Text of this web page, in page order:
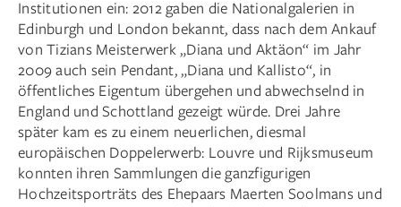
Institutionen ein: 2012 gaben die Nationalgalerien in
Edinburgh und London bekannt, dass nach dem Ankauf
von Tizians Meisterwerk „Diana und Aktäon“ im Jahr
2009 auch sein Pendant, „Diana und Kallisto“, in
öffentliches Eigentum übergehen und abwechselnd in
England und Schottland gezeigt würde. Drei Jahre
später kam es zu einem neuerlichen, diesmal
europäischen Doppelerwerb: Louvre und Rijksmuseum
konnten ihren Sammlungen die ganzfigurigen
Hochzeitsporträts des Ehepaars Maerten Soolmans und